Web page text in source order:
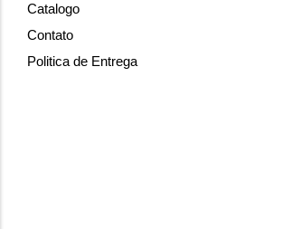
Catalogo
Contato
Politica de Entrega